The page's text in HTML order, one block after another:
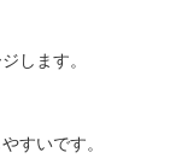
します。
すいです。